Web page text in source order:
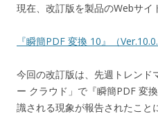
現在、改訂版を製品のWebサイ
『瞬簡PDF 変換 10』（
今回の改訂版は、先週トレンド
ー クラウド」で『瞬簡PDF 変
識される現象が報告されたこと